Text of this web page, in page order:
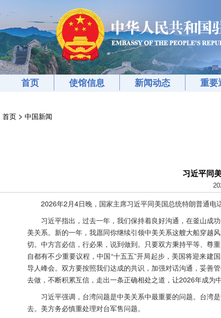
首页 使馆信息 新闻动态 重要
首页 > 中国新闻
习近平同
2026年2月4日晚，国家主席习近平同美国总统特朗普通电
习近平指出，过去一年，我们保持着良好沟通，在釜山成
美关系。新的一年，我愿同你继续引领中美关系这艘大船穿越
切。中方言必信，行必果，说到做到。只要双方秉持平等、尊
自都有不少重要议程，中国“十五五”开局起步，美国将迎来
导人峰会。双方要按照我们达成的共识，加强对话沟通，妥善
去做，不断积累互信，走出一条正确相处之道，让2026年成
习近平强调，台湾问题是中美关系中最重要的问题。台湾
去。美方务必慎重处理对台军售问题。